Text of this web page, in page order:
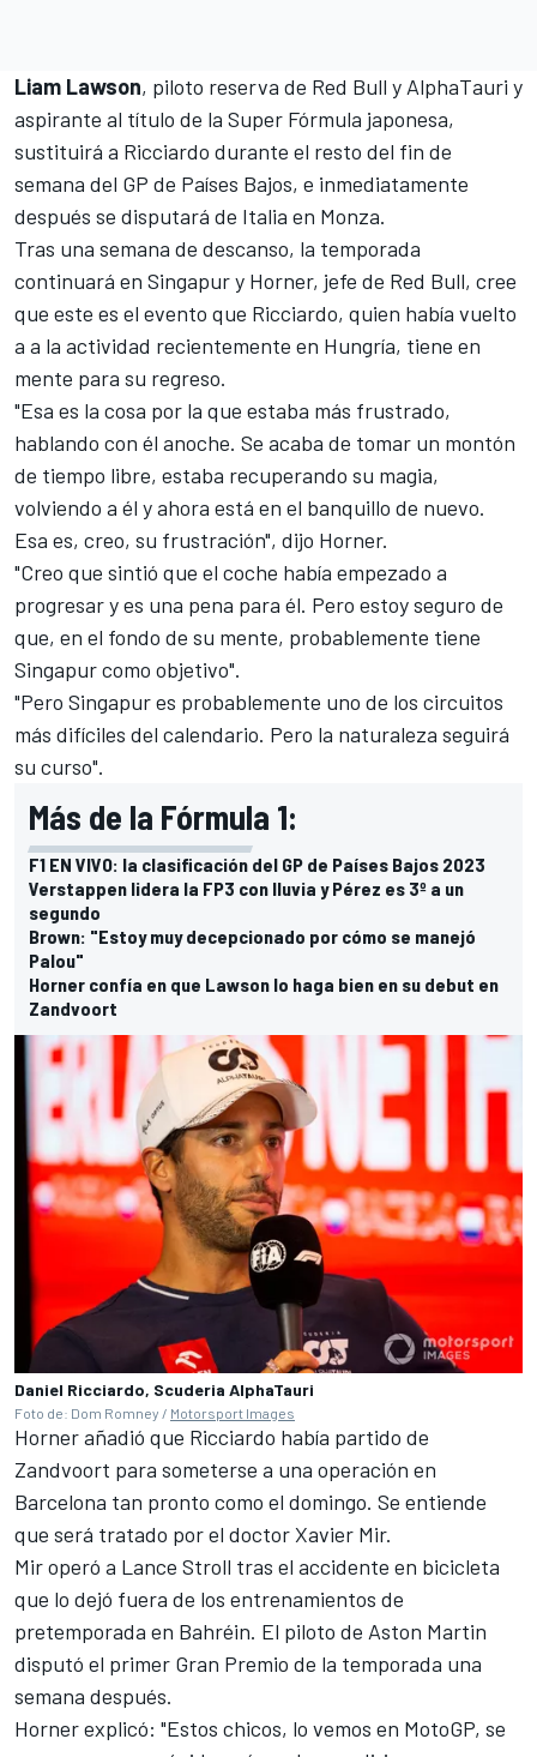
Liam Lawson, piloto reserva de Red Bull y AlphaTauri y
aspirante al título de la Super Fórmula japonesa,
sustituirá a Ricciardo durante el resto del fin de
semana del GP de Países Bajos, e inmediatamente
después se disputará de Italia en Monza.
Tras una semana de descanso, la temporada
continuará en Singapur y Horner, jefe de Red Bull, cree
que este es el evento que Ricciardo, quien había vuelto
a a la actividad recientemente en Hungría, tiene en
mente para su regreso.
"Esa es la cosa por la que estaba más frustrado,
hablando con él anoche. Se acaba de tomar un montón
de tiempo libre, estaba recuperando su magia,
volviendo a él y ahora está en el banquillo de nuevo.
Esa es, creo, su frustración", dijo Horner.
"Creo que sintió que el coche había empezado a
progresar y es una pena para él. Pero estoy seguro de
que, en el fondo de su mente, probablemente tiene
Singapur como objetivo".
"Pero Singapur es probablemente uno de los circuitos
más difíciles del calendario. Pero la naturaleza seguirá
su curso".
Más de la Fórmula 1:
F1 EN VIVO: la clasificación del GP de Países Bajos 2023
Verstappen lidera la FP3 con lluvia y Pérez es 3º a un
segundo
Brown: "Estoy muy decepcionado por cómo se manejó
Palou"
Horner confía en que Lawson lo haga bien en su debut en
Zandvoort
Daniel Ricciardo, Scuderia AlphaTauri
Foto de: Dom Romney / Motorsport Images
Horner añadió que Ricciardo había partido de
Zandvoort para someterse a una operación en
Barcelona tan pronto como el domingo. Se entiende
que será tratado por el doctor Xavier Mir.
Mir operó a Lance Stroll tras el accidente en bicicleta
que lo dejó fuera de los entrenamientos de
pretemporada en Bahréin. El piloto de Aston Martin
disputó el primer Gran Premio de la temporada una
semana después.
Horner explicó: "Estos chicos, lo vemos en MotoGP, se